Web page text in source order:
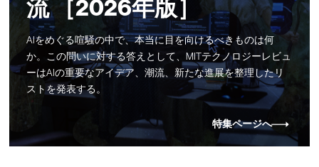
流 ［2026年版］
AIをめぐる喧騒の中で、本当に目を向けるべきものは何
か。この問いに対する答えとして、MITテクノロジーレビュ
ーはAIの重要なアイデア、潮流、新たな進展を整理したリ
ストを発表する。
特集ページへ